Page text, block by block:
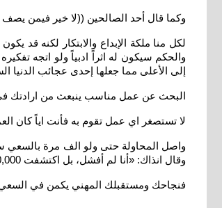
وكما قال أحد الصالحين ((لا خير فيمن يصف
لكل منا ملكة الإبداع والابتكار لكنه قد
والحكم سيكون له اثراً ادبياً ولو اتجه
إلى الأعلى مما جعلها إحدى عجائب الدنيا
البحث عن عمل مناسب ينبعث من ارادتك في
لا تستصغر اي عمل تقوم به فأنت اياً كان
وقال انذاك: «أنا لم أفشل، بل اكتشفت 10,000 طريقة لا تؤدي إلى النجاح
فنجاحك ومستقبلك المهني يكمن في السعي